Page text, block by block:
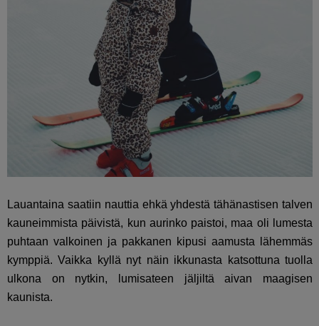
Lauantaina saatiin nauttia ehkä yhdestä tähänastisen talven
kauneimmista päivistä, kun aurinko paistoi, maa oli lumesta
puhtaan valkoinen ja pakkanen kipusi aamusta lähemmäs
kymppiä. Vaikka kyllä nyt näin ikkunasta katsottuna tuolla
ulkona on nytkin, lumisateen jäljiltä aivan maagisen
kaunista.